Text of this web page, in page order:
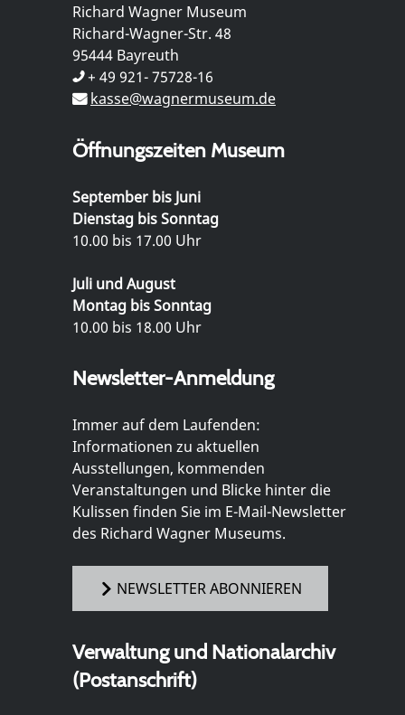
Richard Wagner Museum
Richard-Wagner-Str. 48
95444 Bayreuth
+ 49 921- 75728-16
kasse@wagnermuseum.de
Öffnungszeiten Museum
September bis Juni
Dienstag bis Sonntag
10.00 bis 17.00 Uhr
Juli und August
Montag bis Sonntag
10.00 bis 18.00 Uhr
Newsletter-Anmeldung
Immer auf dem Laufenden:
Informationen zu aktuellen
Ausstellungen, kommenden
Veranstaltungen und Blicke hinter die
Kulissen finden Sie im E-Mail-Newsletter
des Richard Wagner Museums.
NEWSLETTER ABONNIEREN
Verwaltung und Nationalarchiv
(Postanschrift)